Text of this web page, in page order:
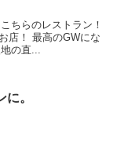
ちらのレストラン！
店！ 最高のGWにな
の直...
。